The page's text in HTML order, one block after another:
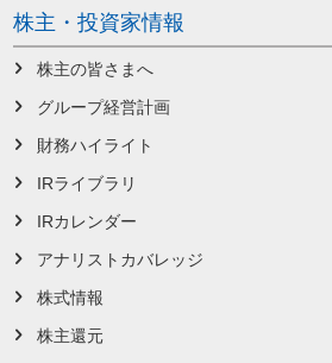
株主・投資家情報
株主の皆さまへ
グループ経営計画
財務ハイライト
IRライブラリ
IRカレンダー
アナリストカバレッジ
株式情報
株主還元